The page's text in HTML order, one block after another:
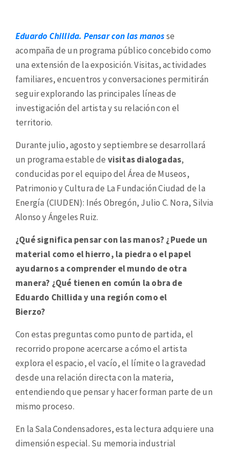
Eduardo Chillida. Pensar con las manosse
acompaña de un programa público concebido como
una extensión de la exposición. Visitas, actividades
familiares, encuentros y conversaciones permitirán
seguir explorando las principales líneas de
investigación del artista y su relación con el
territorio.
Durante julio, agosto y septiembre se desarrollará
un programa estable de visitas dialogadas,
conducidas por el equipo del Área de Museos,
Patrimonio y Cultura de La Fundación Ciudad de la
Energía (CIUDEN): Inés Obregón, Julio C. Nora, Silvia
Alonso y Ángeles Ruiz.
¿Qué significa pensar con las manos? ¿Puede un
material como el hierro, la piedra o el papel
ayudarnos a comprender el mundo de otra
manera? ¿Qué tienen en común la obra de
Eduardo Chillida y una región como el
Bierzo?
Con estas preguntas como punto de partida, el
recorrido propone acercarse a cómo el artista
explora el espacio, el vacío, el límite o la gravedad
desde una relación directa con la materia,
entendiendo que pensar y hacer forman parte de un
mismo proceso.
En la Sala Condensadores, esta lectura adquiere una
dimensión especial. Su memoria industrial